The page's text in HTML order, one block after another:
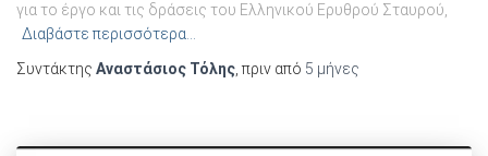
για το έργο και τις δράσεις του Ελληνικού Ερυθρού Σταυρού,
Διαβάστε περισσότερα…
Συντάκτης Αναστάσιος Τόλης, πριν από 5 μήνες